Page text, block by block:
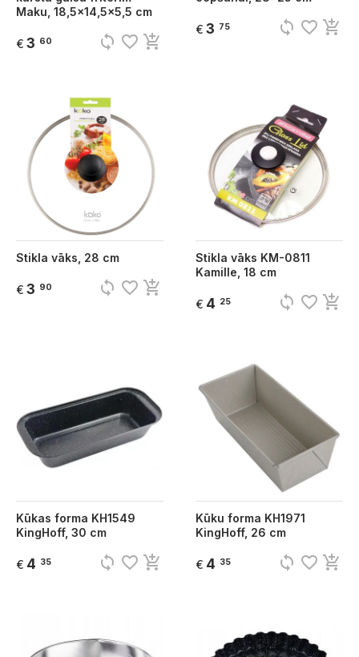
Maku, 18,5x14,5x5,5 cm
€ 3 60 sync favorite_border add_shopping_cart
€ 3 75 sync favorite_border add_shopping_cart
Stikla vāks, 28 cm
€ 3 90 sync favorite_border add_shopping_cart
Stikla vāks KM-0811
Kamille, 18 cm
€ 4 25 sync favorite_border add_shopping_cart
Kūkas forma KH1549
KingHoff, 30 cm
€ 4 35 sync favorite_border add_shopping_cart
Kūku forma KH1971
KingHoff, 26 cm
€ 4 35 sync favorite_border add_shopping_cart